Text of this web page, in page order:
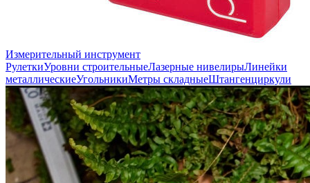
Измерительный инструмент
РулеткиУровни строительныеЛазерные нивелирыЛинейки
металлическиеУгольникиМетры складныеШтангенциркули